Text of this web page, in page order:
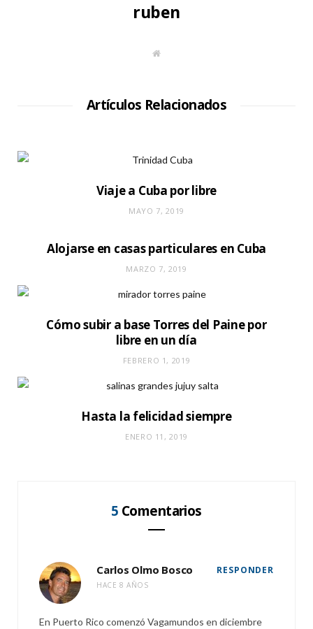
ruben
S
W
Artículos Relacionados
Viaje a Cuba por libre
MAYO 7, 2019
Alojarse en casas particulares en Cuba
MARZO 7, 2019
Cómo subir a base Torres del Paine por
libre en un día
FEBRERO 1, 2019
Hasta la felicidad siempre
ENERO 11, 2019
5 Comentarios
Carlos Olmo Bosco
HACE 8 AÑOS
RESPONDER
En Puerto Rico comenzó Vagamundos en diciembre